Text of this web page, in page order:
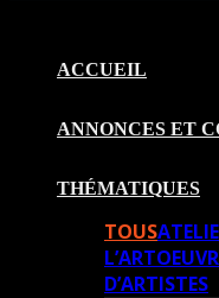
ACCUEIL
ANNONCES ET
THÉMATIQUES
TOUS
L’ART
D’ARTISTES